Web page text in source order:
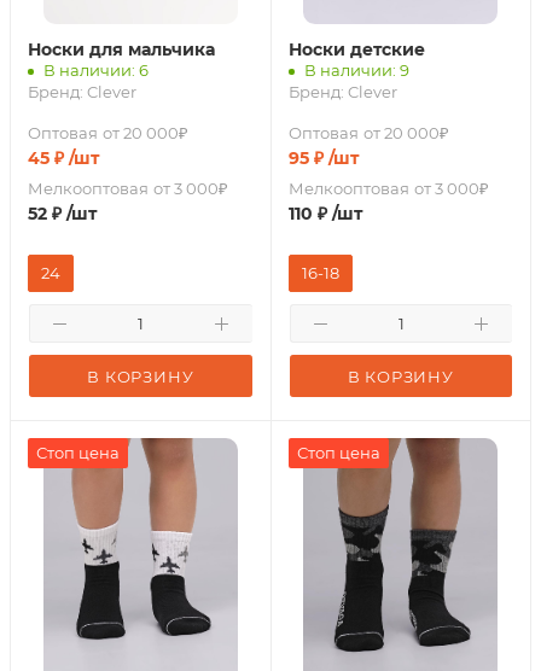
Носки для мальчика
В наличии: 6
Бренд: Clever
Оптовая от 20 000₽
45 ₽ /шт
Мелкооптовая от 3 000₽
52 ₽ /шт
В КОРЗИНУ
24
Носки детские
В наличии: 9
Бренд: Clever
Оптовая от 20 000₽
95₽ /шт
Мелкооптовая от 3 000₽
110 ₽ /шт
В КОРЗИНУ
16-18
Стоп цена Стоп цена